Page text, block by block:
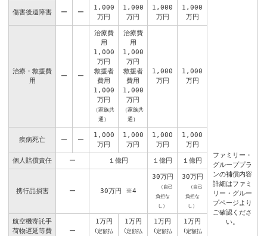
ファミリー・
グループプラ
ンの補償内容
詳細はファミ
リー・グルー
プページより
ご確認くださ
い。
傷害後遺障害 ー ー
1,000
万円
1,000
万円
1,000
万円
1,000
万円
治療・救援費
用
ー ー
治療費
用
1,000
万円
救援者
費用
1,000
万円
（家族共
通）
治療費
用
1,000
万円
救援者
費用
1,000
万円
（家族共
通）
1,000
万円
1,000
万円
疾病死亡 ー ー
1,000
万円
1,000
万円
1,000
万円
1,000
万円
個人賠償責任 ー １億円 １億円 １億円
携行品損害 ー 30万円 ※4
30万円
（自己
負担な
し）
30万円
（自己
負担な
し）
航空機寄託手
荷物遅延等費
ー
1万円
(定額払
1万円
(定額払
1万円
(定額払
1万円
(定額払